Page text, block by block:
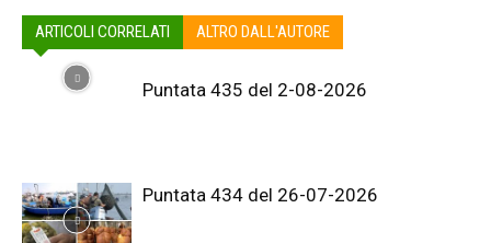
ARTICOLI CORRELATI ALTRO DALL'AUTORE
Puntata 435 del 2-08-2026
Puntata 434 del 26-07-2026